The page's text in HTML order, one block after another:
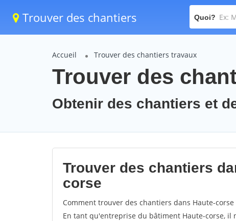
Trouver des chantiers Quoi?
Accueil Trouver des chantiers travaux
Trouver des
Obtenir des chantiers et
Trouver des chantiers
corse
Comment trouver des chantiers dans Haute-
En tant qu'entreprise du bâtiment Haute-corse,